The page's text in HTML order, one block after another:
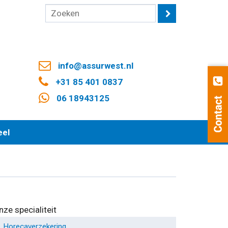
info@assurwest.nl
+31 85 401 0837
06 18943125
specialiteit